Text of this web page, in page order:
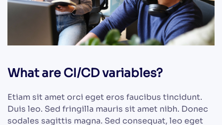
What are CI/CD variables?
Etiam sit amet orci eget eros faucibus tincidunt.
Duis leo. Sed fringilla mauris sit amet nibh. Donec
sodales sagittis magna. Sed consequat, leo eget